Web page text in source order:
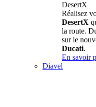
DesertX
Réalisez
DesertX
la route.
sur le
Ducati.
En savoir
Diavel